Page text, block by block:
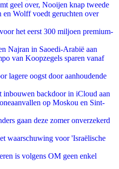
geel over, Nooijen knap tweede
en Wolff voedt geruchten over
het eerst 300 miljoen premium-
Najran in Saoedi-Arabië aan
van Koopzegels sparen vanaf
lagere oogst door aanhoudende
inbouwen backdoor in iCloud aan
op Moskou en Sint-
gaan deze zomer onverzekerd
waarschuwing voor 'Israëlische
is volgens OM geen enkel